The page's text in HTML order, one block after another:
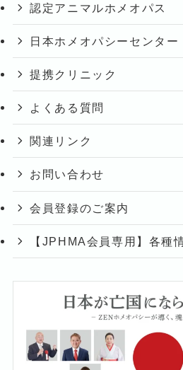
認定アニマルホメオパス
日本ホメオパシーセンター
提携クリニック
よくある質問
関連リンク
お問い合わせ
会員登録のご案内
【JPHMA会員専用】各種